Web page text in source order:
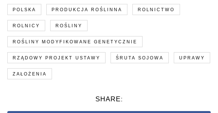
POLSKA PRODUKCJA ROŚLINNA ROLNICTWO
ROLNICY ROŚLINY
ROŚLINY MODYFIKOWANE GENETYCZNIE
RZĄDOWY PROJEKT USTAWY ŚRUTA SOJOWA UPRAWY
ZAŁOŻENIA
SHARE: